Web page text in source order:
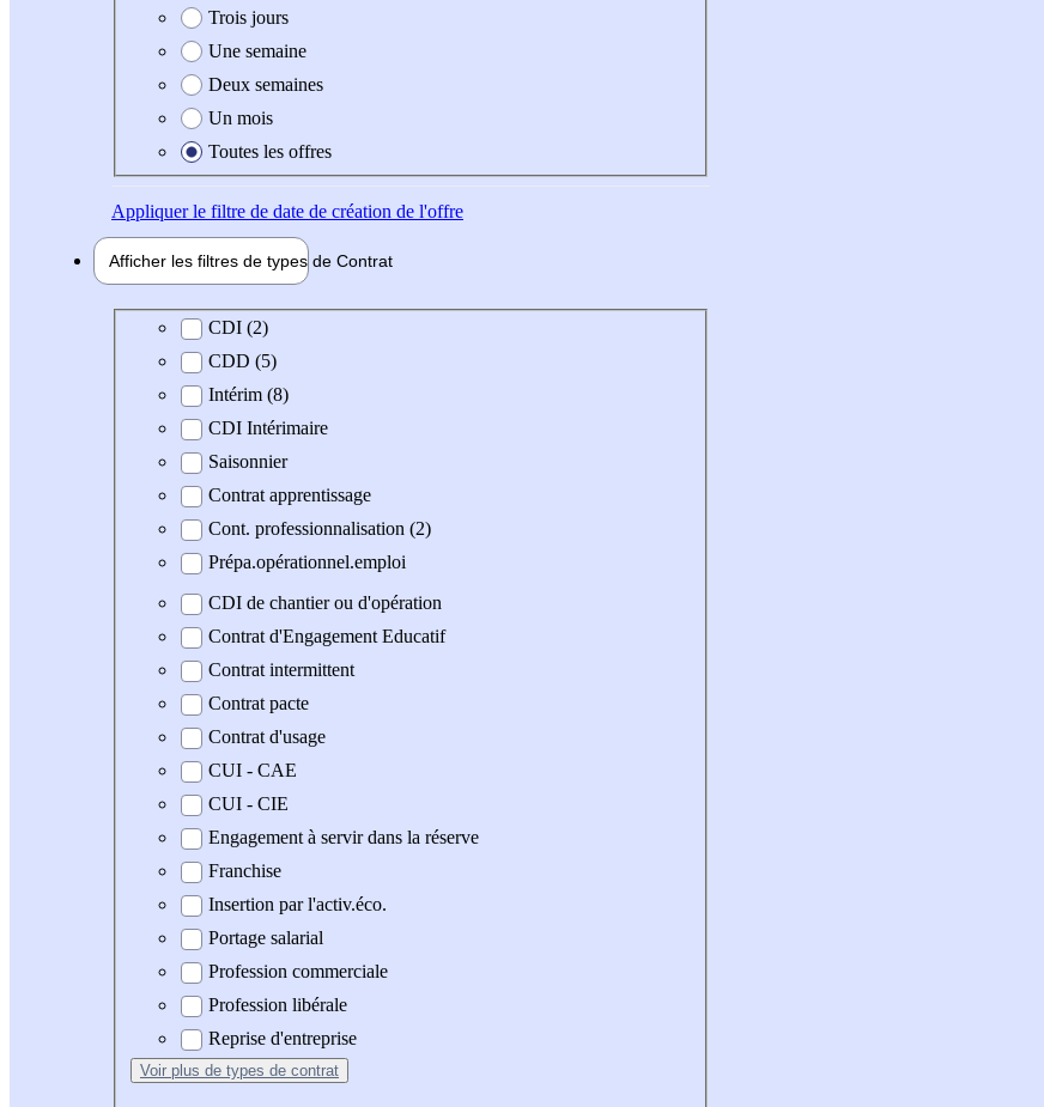
Trois jours
Une semaine
Deux semaines
Un mois
Toutes les offres
Appliquerle filtre de date de création de l'offre
Afficher les filtres de types de Contrat
Type de contrat
CDI (2)
CDD (5)
Intérim (8)
CDI Intérimaire
Saisonnier
Contrat apprentissage
Cont. professionnalisation (2)
Prépa.opérationnel.emploi
CDI de chantier ou d'opération
Contrat d'Engagement Educatif
Contrat intermittent
Contrat pacte
Contrat d'usage
CUI - CAE
CUI - CIE
Engagement à servir dans la réserve
Franchise
Insertion par l'activ.éco.
Portage salarial
Profession commerciale
Profession libérale
Reprise d'entreprise
Voir plus de types de contrat